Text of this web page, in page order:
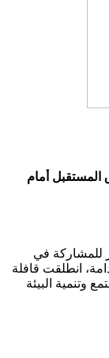
المستقبل أمام
للمشاركة في
انطلقت قافلة
وتنمية البيئة